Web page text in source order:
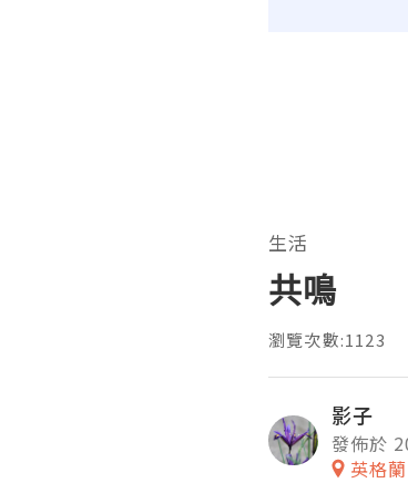
生活
共鳴
瀏覽次數:1123
影子
發佈於
英格蘭